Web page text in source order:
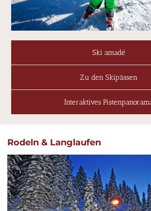
Ski amadé
Zu den Skipässen
Interaktives
Rodeln & Langlaufen